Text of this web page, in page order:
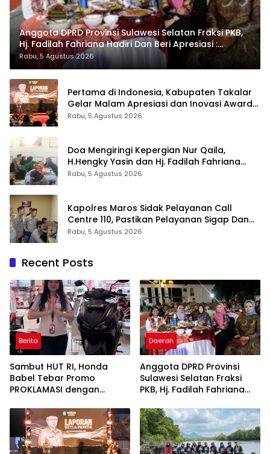
Anggota DPRD Provinsi Sulawesi Selatan Fraksi PKB,
Hj. Fadilah Fahriana Hadiri Dan Beri Apresiasi :
Takalar Menyalakan Lentera Pengabdian Melalui
Malam Apresiasi dan Inovasi Award 2026
Rabu, 5 Agustus 2026
Pertama di Indonesia, Kabupaten Takalar
Gelar Malam Apresiasi dan Inovasi Award
2026: Panggung Penghargaan bagi
Rabu, 5 Agustus 2026
Doa Mengiringi Kepergian Nur Qaila,
H.Hengky Yasin dan Hj. Fadilah Fahriana
Hadir Menguatkan Keluarga
Rabu, 5 Agustus 2026
Kapolres Maros Sidak Pelayanan Call
Centre 110, Pastikan Pelayanan Sigap Dan
Humanis
Rabu, 5 Agustus 2026
Recent Posts
Berita
Sambut HUT RI, Honda
Babel Tebar Promo
PROKLAMASI dengan
Jutaan Rupiah
Daerah
Anggota DPRD Provinsi
Sulawesi Selatan Fraksi
PKB, Hj. Fadilah Fahriana
Takalar Menyalakan
Lentera Pengabdian
Melalui Malam Apresiasi
dan Inovasi Award 2026